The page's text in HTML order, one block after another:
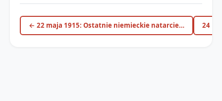
← 22 maja 1915: Ostatnie niemieckie natarcie… 24